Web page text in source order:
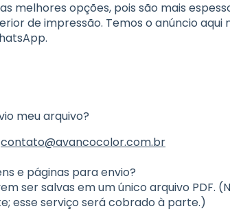
melhores opções, pois são mais
de impressão. Temos o anúncio aqui
meu arquivo?
contato@avancocolor.com.br
e páginas para envio?
ser salvas em um único arquivo PDF.
esse serviço será cobrado à parte.)